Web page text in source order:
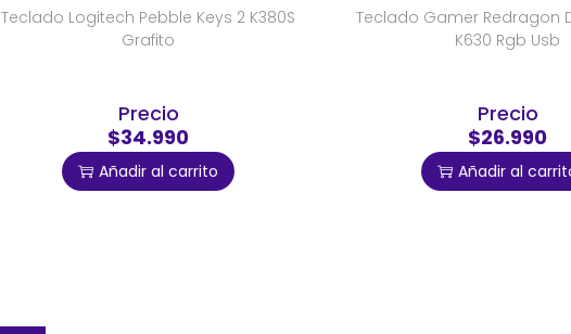
Teclado Logitech Pebble Keys 2 K380S
Grafito
Precio
$34.990
Añadir al carrito
Teclado Gamer Redragon
K630 Rgb Usb
Precio
$26.990
Añadir al